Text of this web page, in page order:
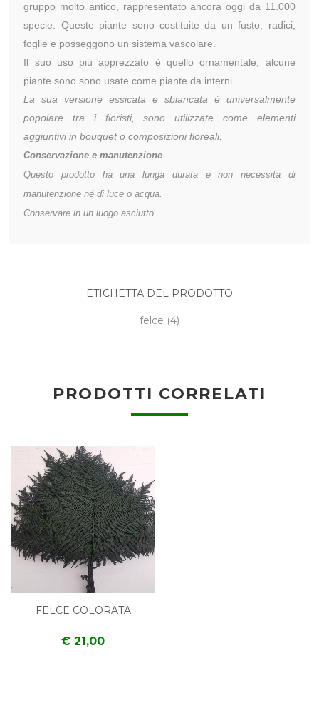
gruppo molto antico, rappresentato ancora oggi da 11.000
specie. Queste piante sono costituite da un fusto, radici,
foglie e posseggono un sistema vascolare.
Il suo uso più apprezzato è quello ornamentale, alcune
piante sono sono usate come piante da interni.
La sua versione essicata e sbiancata è universalmente
popolare tra i fioristi, sono utilizzate come elementi
aggiuntivi in bouquet o composizioni floreali.
Conservazione e manutenzione
Questo prodotto ha una lunga durata e non necessita di
manutenzione né di luce o acqua.
Conservare in un luogo asciutto.
ETICHETTA DEL PRODOTTO
felce (4)
PRODOTTI CORRELATI
FELCE COLORATA
€ 21,00